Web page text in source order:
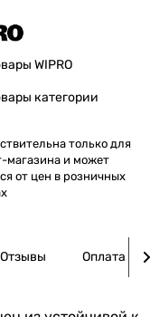
WIPRO
категории
только для
магазина и может
от цен в розничных
Отзывы Оплата